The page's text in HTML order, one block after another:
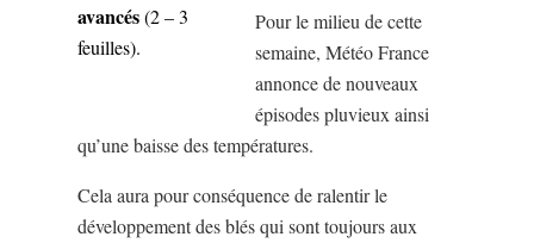
avancés(2 – 3
feuilles).
Pour le milieu de cette
semaine, Météo France
annonce de nouveaux
épisodes pluvieux ainsi
qu’une baisse des températures.
Cela aura pour conséquence de ralentir le
développement des blés qui sont toujours aux